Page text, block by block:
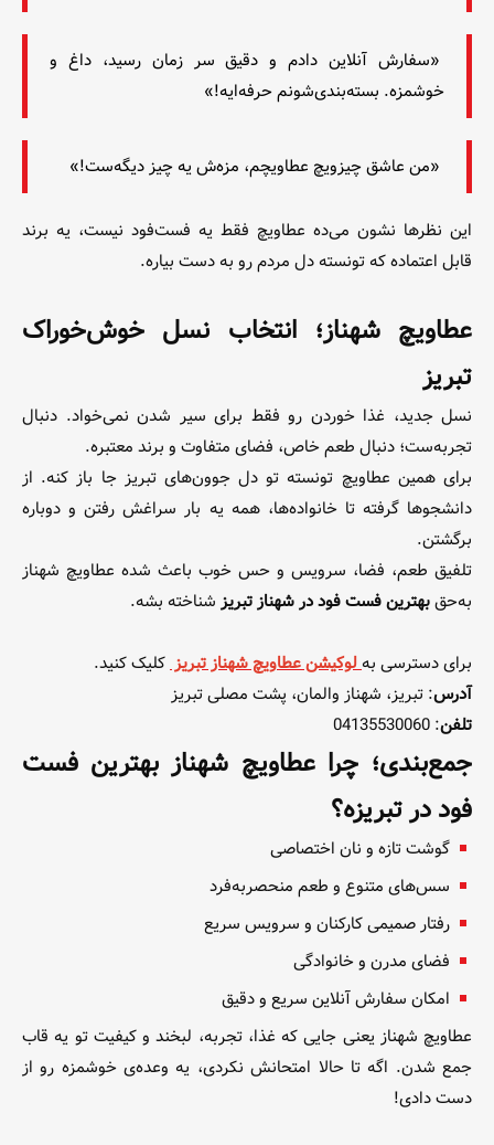
«سفارش آنلاین دادم و دقیق سر زمان رسید، داغ و
خوشمزه. بسته‌بندی‌شونم حرفه‌ایه!»
«من عاشق چیزویچ عطاویچم، مزه‌ش یه چیز دیگه‌ست!»
این نظرها نشون می‌ده عطاویچ فقط یه فست‌فود نیست، یه برند
قابل اعتماده که تونسته دل مردم رو به دست بیاره.
عطاویچ شهناز؛ انتخاب نسل خوش‌خوراک
تبریز
نسل جدید، غذا خوردن رو فقط برای سیر شدن نمی‌خواد. دنبال
تجربه‌ست؛ دنبال طعم خاص، فضای متفاوت و برند معتبره.
برای همین عطاویچ تونسته تو دل جوون‌های تبریز جا باز کنه. از
دانشجوها گرفته تا خانواده‌ها، همه یه بار سراغش رفتن و دوباره
برگشتن.
تلفیق طعم، فضا، سرویس و حس خوب باعث شده عطاویچ شهناز
به‌حقبهترین فست فود در شهناز تبریز شناخته بشه.
برای دسترسی به لوکیشن عطاویچ شهناز تبریزکلیک کنید.
آدرس: تبریز، شهناز والمان، پشت مصلی تبریز
تلفن: 04135530060
جمع‌بندی؛ چرا عطاویچ شهناز بهترین فست
فود در تبریزه؟
گوشت تازه و نان اختصاصی
سس‌های متنوع و طعم منحصربه‌فرد
رفتار صمیمی کارکنان و سرویس سریع
فضای مدرن و خانوادگی
امکان سفارش آنلاین سریع و دقیق
عطاویچ شهناز یعنی جایی که غذا، تجربه، لبخند و کیفیت تو یه قاب
جمع شدن. اگه تا حالا امتحانش نکردی، یه وعده‌ی خوشمزه رو از
دست دادی!